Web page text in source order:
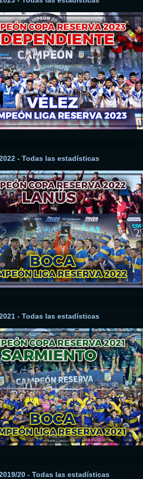
2022 - Todas las estadísticas
2021 - Todas las estadísticas
2019/20 - Todas las estadísticas